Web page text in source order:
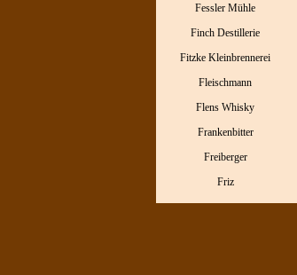
Menü überspringen
Fessler Mühle
Finch Destillerie
Fitzke Kleinbrennerei
Fleischmann
Flens Whisky
Frankenbitter
Freiberger
Friz